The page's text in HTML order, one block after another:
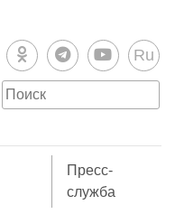
Ru
Пресс-
служба